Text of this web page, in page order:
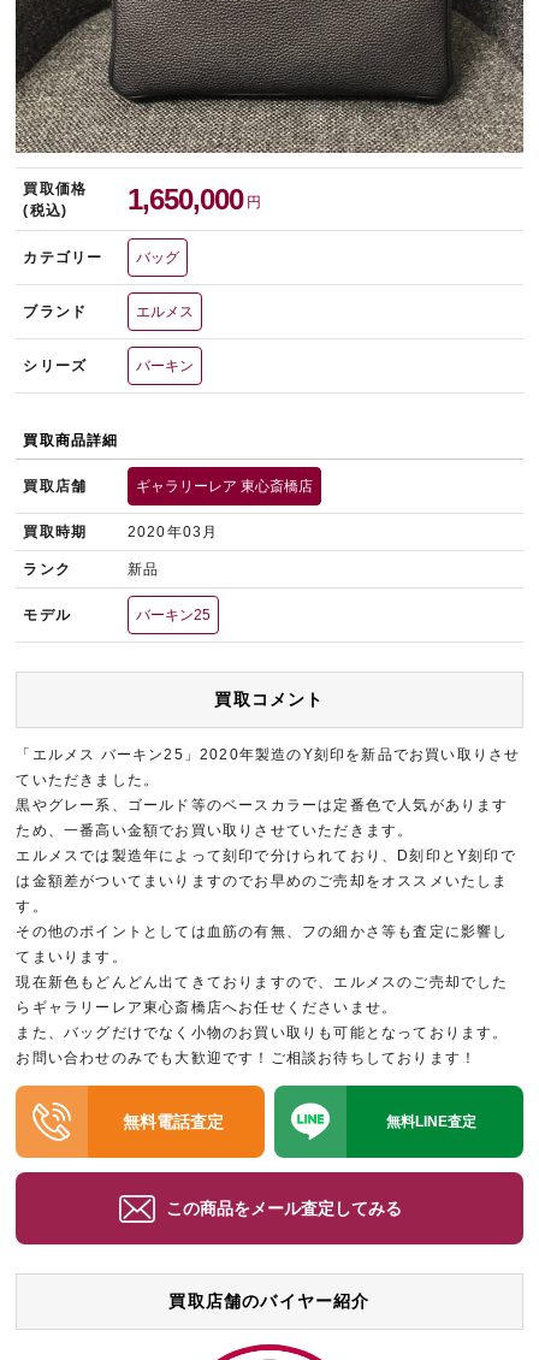
買取価格
(税込)
1,650,000 円
カテゴリー バッグ
ブランド エルメス
シリーズ バーキン
買取商品詳細
買取店舗 ギャラリーレア 東心斎橋店
買取時期 2020年03月
ランク 新品
モデル バーキン25
買取コメント
「エルメス バーキン25」2020年製造のY刻印を新品でお買い取りさせ
ていただきました。
黒やグレー系、ゴールド等のベースカラーは定番色で人気があります
ため、一番高い金額でお買い取りさせていただきます。
エルメスでは製造年によって刻印で分けられており、D刻印とY刻印で
は金額差がついてまいりますのでお早めのご売却をオススメいたしま
す。
その他のポイントとしては血筋の有無、フの細かさ等も査定に影響し
てまいります。
現在新色もどんどん出てきておりますので、エルメスのご売却でした
らギャラリーレア東心斎橋店へお任せくださいませ。
また、バッグだけでなく小物のお買い取りも可能となっております。
お問い合わせのみでも大歓迎です！ご相談お待ちしております！
無料電話査定 無料LINE査定
この商品をメール査定してみる
買取店舗のバイヤー紹介